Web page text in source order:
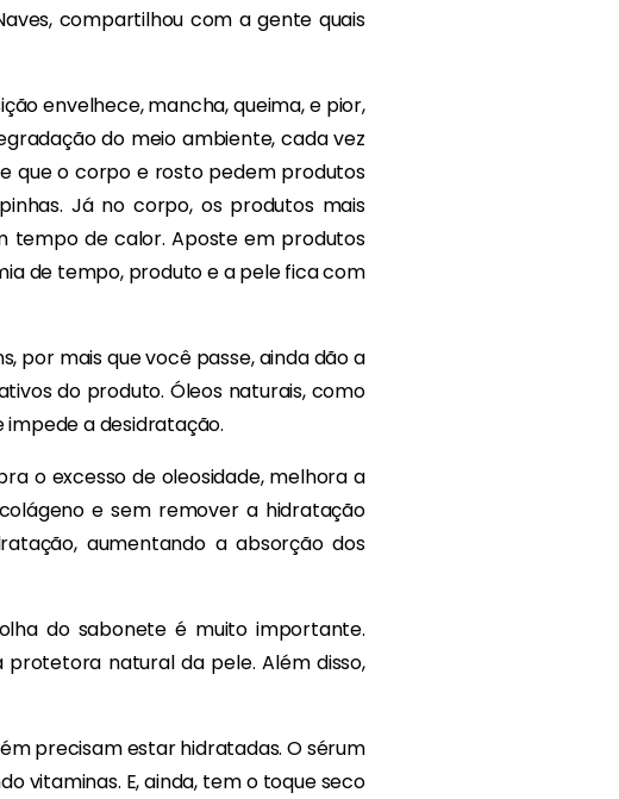
compartilhou com a gente quais
envelhece, mancha, queima, e pior,
do meio ambiente, cada vez
que o corpo e rosto pedem produtos
Já no corpo, os produtos mais
tempo de calor. Aposte em produtos
de tempo, produto e a pele fica com
por mais que você passe, ainda dão a
do produto. Óleos naturais, como
a desidratação.
o excesso de oleosidade, melhora a
e sem remover a hidratação
aumentando a absorção dos
do sabonete é muito importante.
natural da pele. Além disso,
precisam estar hidratadas. O sérum
vitaminas. E, ainda, tem o toque seco